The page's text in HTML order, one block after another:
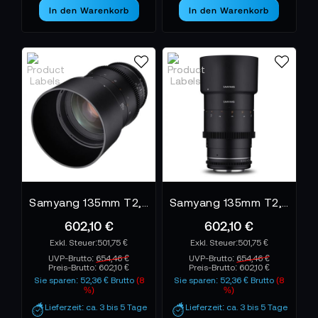
In den Warenkorb In den Warenkorb
602,10 €
501,75 €
UVP-Brutto: 654,46 €
Preis-Brutto: 602,10 €
Sie sparen: 52,36 € Brutto (8
%)
Lieferzeit: ca. 3 bis 5 Tage
602,10 €
501,75 €
UVP-Brutto: 654,46 €
Preis-Brutto: 602,10 €
Sie sparen: 52,36 € Brutto(8
%)
Lieferzeit: ca. 3 bis 5 Tage